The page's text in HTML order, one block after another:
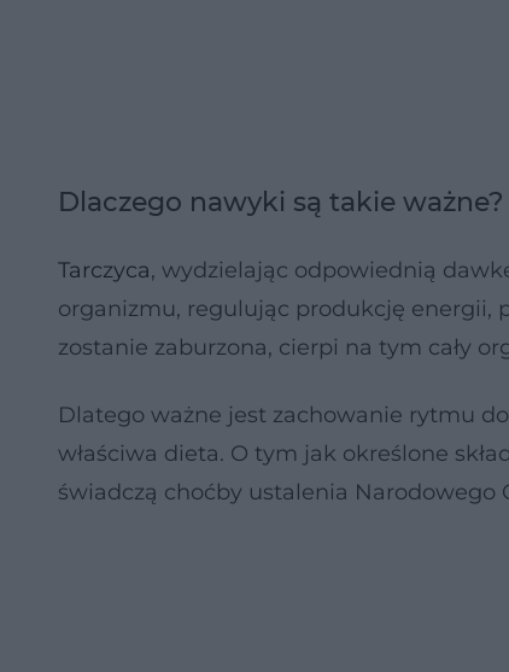
Dlaczego nawyki są takie
Tarczyca, wydzielając odpowiednią
organizmu, regulując produkcję energii,
zostanie zaburzona, cierpi na tym cały
Dlatego ważne jest zachowanie rytmu
właściwa dieta. O tym jak określone
świadczą choćby ustalenia Narodowego